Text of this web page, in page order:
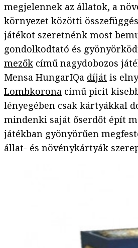
megjelennek az állatok, a
környezet közötti
játékot szeretnénk most
gondolkodtató és
mezők című nagydobozos
Mensa HungarIQa díját is
Lombkorona című picit
lényegében csak kártyákkal
mindenki saját őserdőt épít
játékban gyönyörűen
állat- és növénykártyák